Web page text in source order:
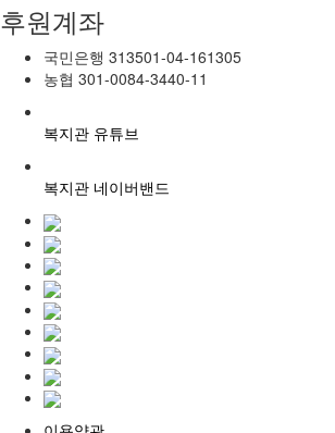
후원계좌
국민은행 313501-04-161305
농협 301-0084-3440-11
복지관 유튜브
복지관 네이버밴드